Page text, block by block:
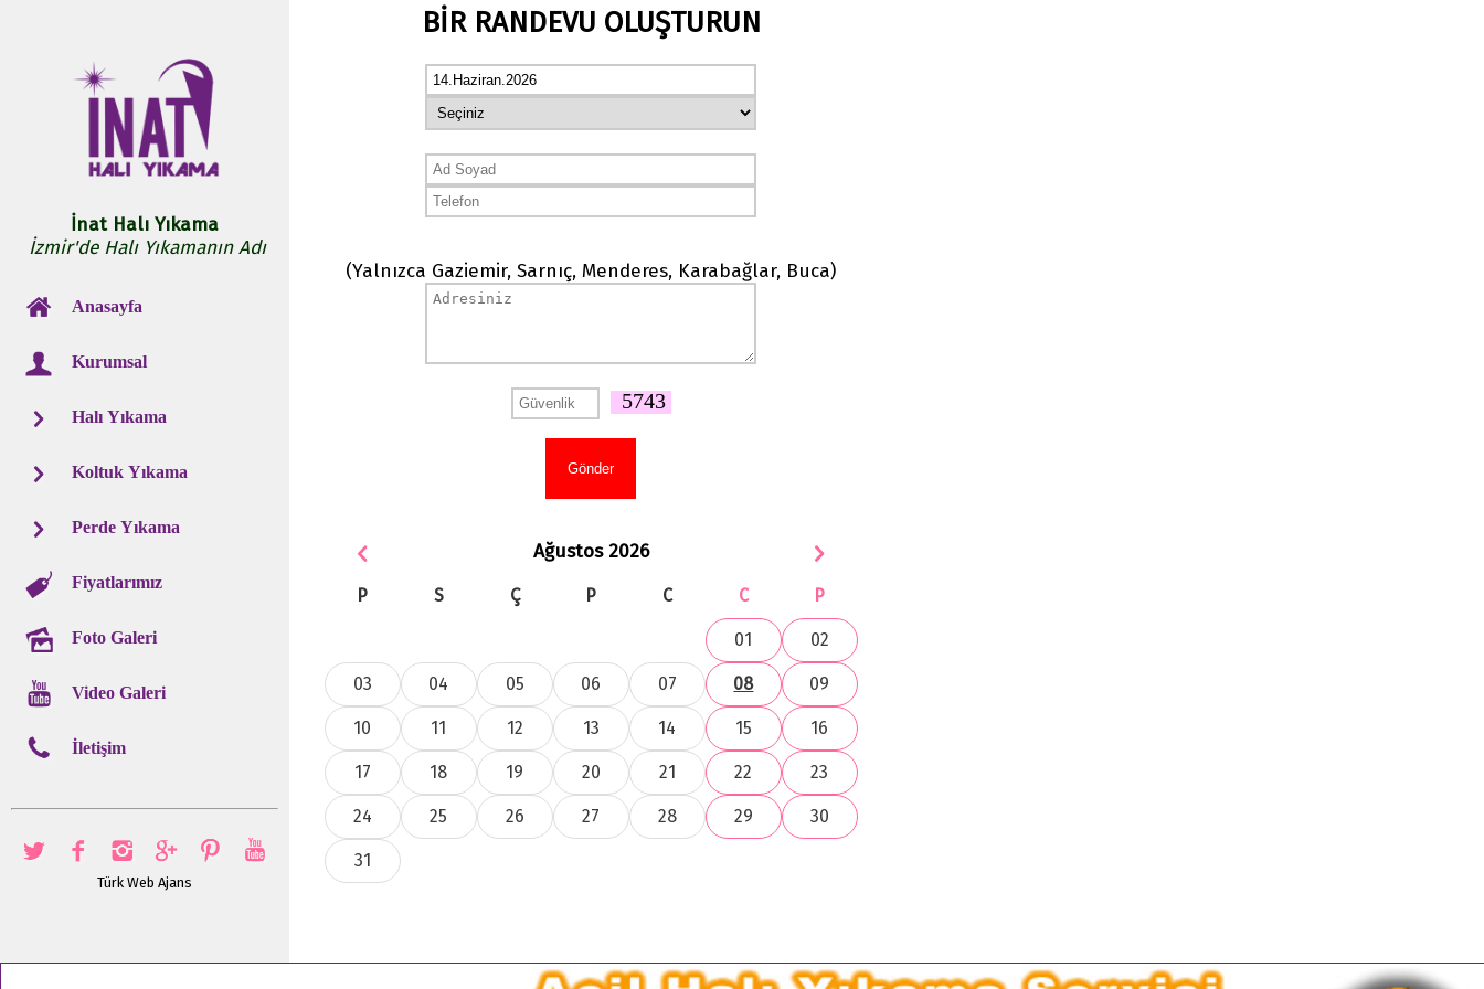
İnat Halı Yıkama
İzmir'de Halı Yıkamanın Adı
Anasayfa
Kurumsal
Halı Yıkama
Koltuk Yıkama
Perde Yıkama
Fiyatlarımız
Foto Galeri
Video Galeri
İletişim
Türk Web Ajans
BİR RANDEVU OLUŞTURUN
(Yalnızca Gaziemir, Sarnıç, Menderes, Karabağlar, Buca)
5743
Ağustos 2026
P S Ç P C C P
01 02
03 04 05 06 07 08 09
10 11 12 13 14 15 16
17 18 19 20 21 22 23
24 25 26 27 28 29 30
31